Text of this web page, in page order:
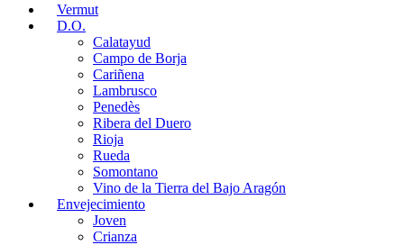
Vermut
D.O.
Calatayud
Campo de Borja
Cariñena
Lambrusco
Penedès
Ribera del Duero
Rioja
Rueda
Somontano
Vino de la Tierra del Bajo Aragón
Envejecimiento
Joven
Crianza